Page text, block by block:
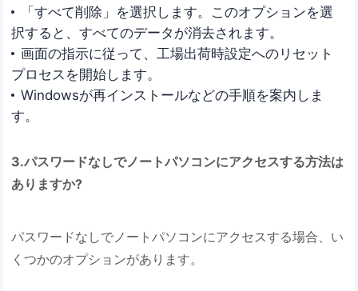
「すべて削除」を選択します。このオプションを選
択すると、すべてのデータが消去されます。
画面の指示に従って、工場出荷時設定へのリセット
プロセスを開始します。
Windowsが再インストールなどの手順を案内しま
す。
3.パスワードなしでノートパソコンにアクセスする方法は
ありますか?
パスワードなしでノートパソコンにアクセスする場合、い
くつかのオプションがあります。